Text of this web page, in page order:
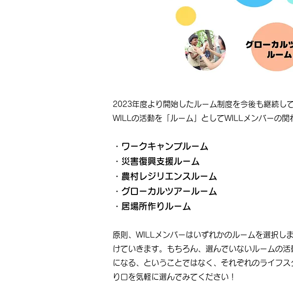
2023年度より開始したルーム制度を今後も継続し
WILLの活動を「ルーム」としてWILLメンバーの関
・ワークキャンプルーム
・災害復興支援ルーム
・農村レジリエンスルーム
・グローカルツアールーム
・居場所作りルーム
原則 、WILLメンバーはいずれかのルームを選択しま
けていきます。もちろん、選んでいないルームの
になる、ということではなく、それぞれのライフ
り口を気軽に選んでみてください！